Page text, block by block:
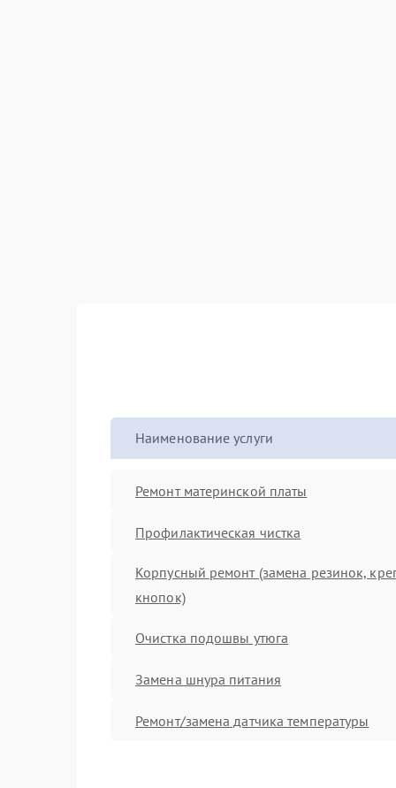
Наименование услуги
Ремонт материнской платы
Профилактическая чистка
Корпусный ремонт (замена резинок,
кнопок)
Очистка подошвы утюга
Замена шнура питания
Ремонт/замена датчика температуры